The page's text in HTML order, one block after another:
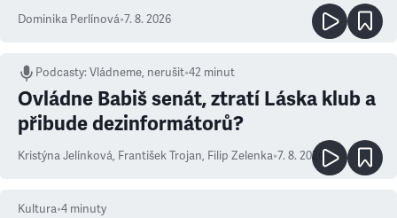
Dominika Perlínová•7. 8. 2026
Podcasty:Vládneme, nerušit•42 minut
Ovládne Babiš senát, ztratí Láska klub a
přibude dezinformátorů?
Kristýna Jelínková, František Trojan, Filip Zelenka•7. 8. 2026
Kultura•4 minuty